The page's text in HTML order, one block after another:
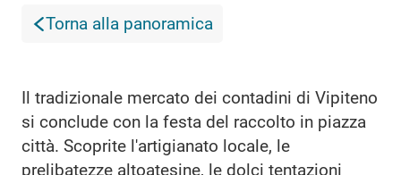
Torna alla panoramica
Il tradizionale mercato dei contadini di Vipiteno
si conclude con la festa del raccolto in piazza
città. Scoprite l'artigianato locale, le
prelibatezze altoatesine, le dolci tentazioni